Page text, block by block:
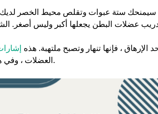
سيمنحك ستة عبوات وتقلص محيط الخصر
، فإنها تنهار وتصبح ملتهبة. هذه
العضلات ، وفي هذه العملية ، تصبح العضلات أكبر وأقوى.